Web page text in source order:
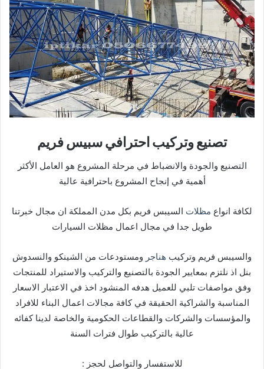
تصنيع وتركيب احترافي سبيس فريم
التصنيع والجودة والانضباط في مرحلة المشروع هو العامل الأكثر
أهمية في إنجاح المشروع باحترافية عالية
لكافة انواع مظلات السيبس فريم بكل مدن المملكة ان مجال خبرتنا
طويل جدا في مجال اعمال مظلات السيارات
والسيبس فريم وتركيب هناجر ومستودعات من الشينكو والنسدوش
بنل اذ نلتزم بمعايير الجودة بالتصنيع والتركيب والاستيراد للمنتجات
وفق مواصفات تلبي للعميل هدفه المنشود اخذ في الاعتبار الاسعار
المناسبة والشراكية الحقيقة في كافة مجالات اعمال البناء للافراد
والمؤسسات والشركات والقطاعات الحكومية والخاصة لدينا كفائه
عالية بالتركيب طوال فترات السنة
للاستفسار والتواصل لحجز :